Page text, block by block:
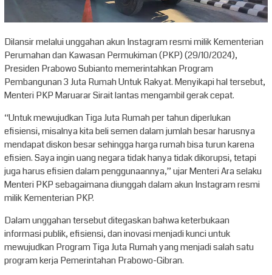
Dilansir melalui unggahan akun Instagram resmi milik Kementerian
Perumahan dan Kawasan Permukiman (PKP) (29/10/2024),
Presiden Prabowo Subianto memerintahkan Program
Pembangunan 3 Juta Rumah Untuk Rakyat. Menyikapi hal tersebut,
Menteri PKP Maruarar Sirait lantas mengambil gerak cepat.
“Untuk mewujudkan Tiga Juta Rumah per tahun diperlukan
efisiensi, misalnya kita beli semen dalam jumlah besar harusnya
mendapat diskon besar sehingga harga rumah bisa turun karena
efisien. Saya ingin uang negara tidak hanya tidak dikorupsi, tetapi
juga harus efisien dalam penggunaannya,” ujar Menteri Ara selaku
Menteri PKP sebagaimana diunggah dalam akun Instagram resmi
milik Kementerian PKP.
Dalam unggahan tersebut ditegaskan bahwa keterbukaan
informasi publik, efisiensi, dan inovasi menjadi kunci untuk
mewujudkan Program Tiga Juta Rumah yang menjadi salah satu
program kerja Pemerintahan Prabowo-Gibran.